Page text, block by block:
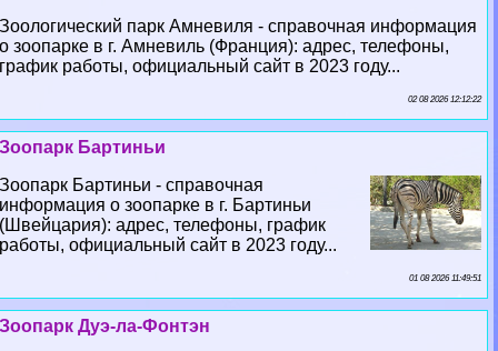
Зоологический парк Амневиля - справочная информация
о зоопарке в г. Амневиль (Франция): адрес, телефоны,
график работы, официальный сайт в 2023 году...
02 08 2026 12:12:22
Зоопарк Бартиньи
Зоопарк Бартиньи - справочная
информация о зоопарке в г. Бартиньи
(Швейцария): адрес, телефоны, график
работы, официальный сайт в 2023 году...
01 08 2026 11:49:51
Зоопарк Дуэ-ла-Фонтэн